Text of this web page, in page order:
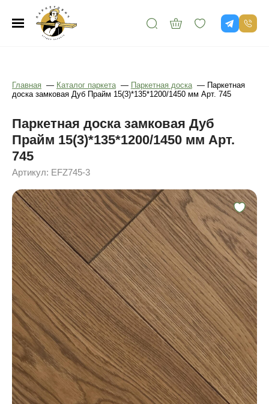
Главная — Каталог паркета — Паркетная доска — Паркетная
доска замковая Дуб Прайм 15(3)*135*1200/1450 мм Арт. 745
Паркетная доска замковая Дуб
Прайм 15(3)*135*1200/1450 мм Арт.
745
Артикул: EFZ745-3